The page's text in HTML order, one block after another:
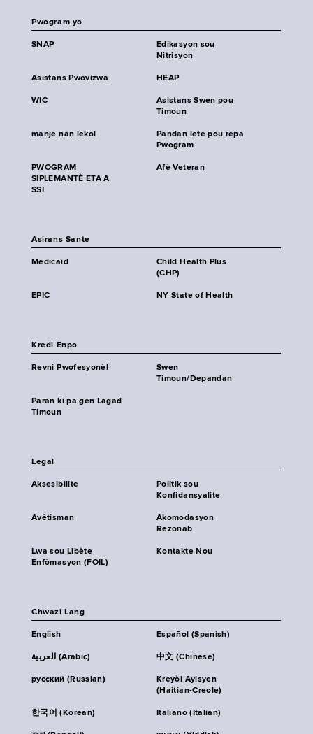
Pwogram yo
SNAP
Edikasyon sou
Nitrisyon
Asistans Pwovizwa HEAP
WIC
Asistans Swen pou
Timoun
manje nan lekol
Pandan lete pou repa
Pwogram
PWOGRAM
SIPLEMANTÈ ETA A
SSI
Afè Veteran
Asirans Sante
Medicaid
Child Health Plus
(CHP)
EPIC NY State of Health
Kredi Enpo
Revni Pwofesyonèl
Swen
Timoun/Depandan
Paran ki pa gen Lagad
Timoun
Legal
Aksesibilite
Politik sou
Konfidansyalite
Avètisman
Akomodasyon
Rezonab
Lwa sou Libète
Enfòmasyon (FOIL)
Kontakte Nou
Chwazi Lang
English Español (Spanish)
العربية (Arabic) 中文 (Chinese)
русский (Russian)
Kreyòl Ayisyen
(Haitian-Creole)
한국어 (Korean) Italiano (Italian)